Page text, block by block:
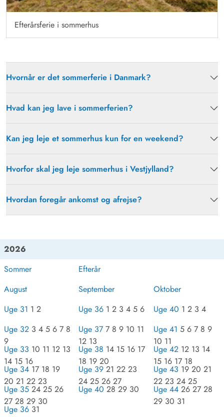
Efterårsferie i sommerhus
Hvornår er det sommerferie i Danmark?
Hvad kan jeg lave i sommerferien?
Kan jeg leje et sommerhus kun for en weekend?
Hvorfor skal jeg leje sommerhus i Vestjylland?
Hvordan foregår ankomst og afrejse?
2026
Sommer
August
Uge 31 1 2
Uge 32 3 4 5 6 7 8
9
Uge 33 10 11 12 13
14 15 16
Uge 34 17 18 19
20 21 22 23
Uge 35 24 25 26
27 28 29 30
Uge 36 31
Efterår
September
Uge 36 1 2 3 4 5 6
Uge 37 7 8 9 10 11
12 13
Uge 38 14 15 16 17
18 19 20
Uge 39 21 22 23
24 25 26 27
Uge 40 28 29 30
Oktober
Uge 40 1 2 3 4
Uge 41 5 6 7 8 9
10 11
Uge 42 12 13 14
15 16 17 18
Uge 43 19 20 21
22 23 24 25
Uge 44 26 27 28
29 30 31